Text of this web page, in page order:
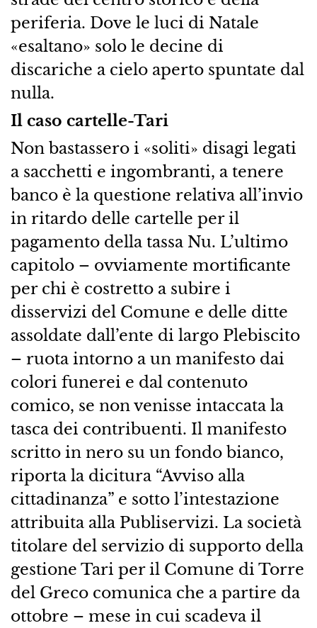
periferia. Dove le luci di Natale
«esaltano» solo le decine di
discariche a cielo aperto spuntate dal
nulla.
Il caso cartelle-Tari
Non bastassero i «soliti» disagi legati
a sacchetti e ingombranti, a tenere
banco è la questione relativa all’invio
in ritardo delle cartelle per il
pagamento della tassa Nu. L’ultimo
capitolo – ovviamente mortificante
per chi è costretto a subire i
disservizi del Comune e delle ditte
assoldate dall’ente di largo Plebiscito
– ruota intorno a un manifesto dai
colori funerei e dal contenuto
comico, se non venisse intaccata la
tasca dei contribuenti. Il manifesto
scritto in nero su un fondo bianco,
riporta la dicitura “Avviso alla
cittadinanza” e sotto l’intestazione
attribuita alla Publiservizi. La società
titolare del servizio di supporto della
gestione Tari per il Comune di Torre
del Greco comunica che a partire da
ottobre – mese in cui scadeva il